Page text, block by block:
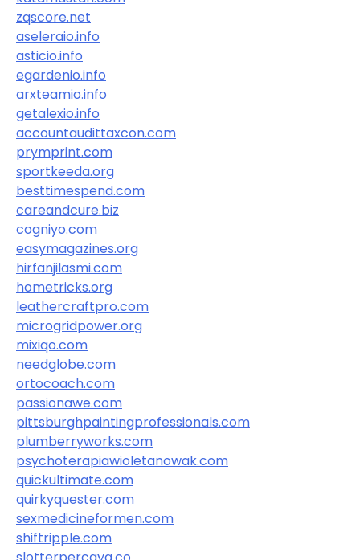
zqscore.net
aseleraio.info
asticio.info
egardenio.info
arxteamio.info
getalexio.info
accountaudittaxcon.com
prymprint.com
sportkeeda.org
besttimespend.com
careandcure.biz
cogniyo.com
easymagazines.org
hirfanjilasmi.com
hometricks.org
leathercraftpro.com
microgridpower.org
mixiqo.com
needglobe.com
ortocoach.com
passionawe.com
pittsburghpaintingprofessionals.com
plumberryworks.com
psychoterapiawioletanowak.com
quickultimate.com
quirkyquester.com
sexmedicineformen.com
shiftripple.com